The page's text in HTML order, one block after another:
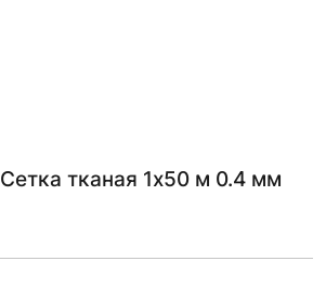
Сетка тканая 1х50 м 0.4 мм